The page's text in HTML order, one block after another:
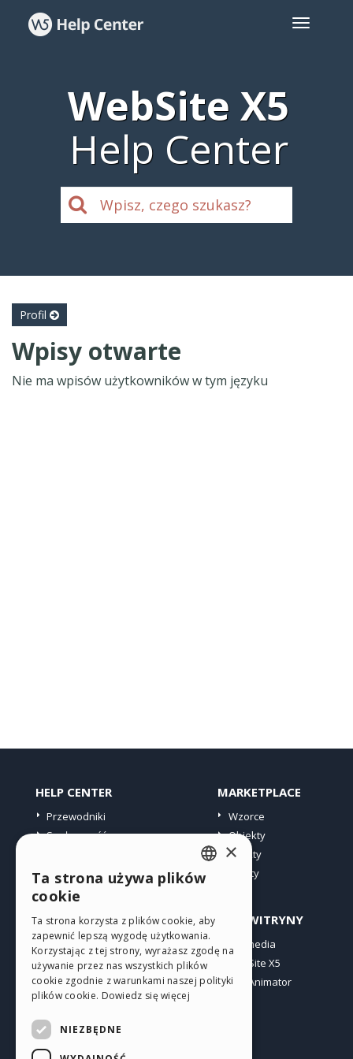
WebSite X5
Help Center
Profil
Wpisy otwarte
Nie ma wpisów użytkowników w tym języku
HELP CENTER
Przewodniki
Społeczność
MARKETPLACE
Wzorce
Obiekty
Punkty
Oferty
PROFIL
Moje wpisy
Moje licencje
Pobieranie
Web hosting
INNE WITRYNY
Incomedia
WebSite X5
WebAnimator
ENGLISH
GERMAN
SPANISH
PORTUGUESE
×
Ta strona używa plików
cookie
Ta strona korzysta z plików cookie, aby
zapewnić lepszą wygodę użytkowania.
Korzystając z tej strony, wyrażasz zgodę na
używanie przez nas wszystkich plików
cookie zgodnie z warunkami naszej polityki
plików cookie. Dowiedz się więcej
NIEZBĘDNE